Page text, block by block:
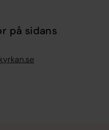
på sidans